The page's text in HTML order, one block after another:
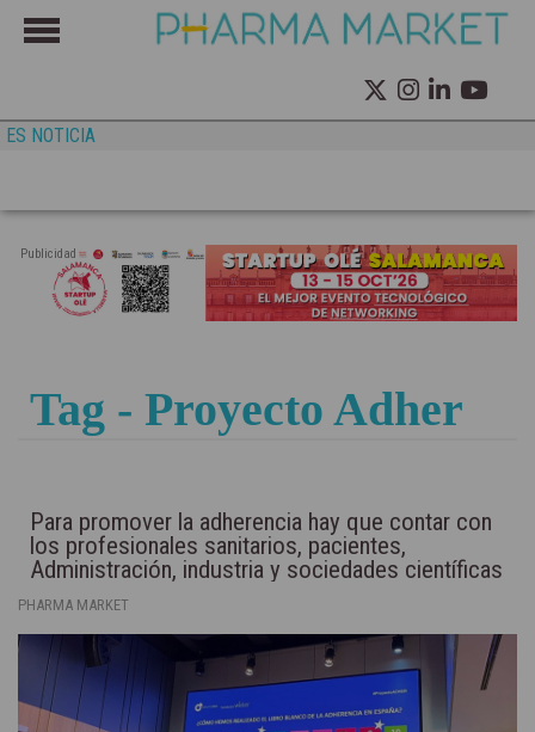
ES NOTICIA
Publicidad
Tag - Proyecto Adher
Para promover la adherencia hay que contar con
los profesionales sanitarios, pacientes,
Administración, industria y sociedades científicas
PHARMA MARKET